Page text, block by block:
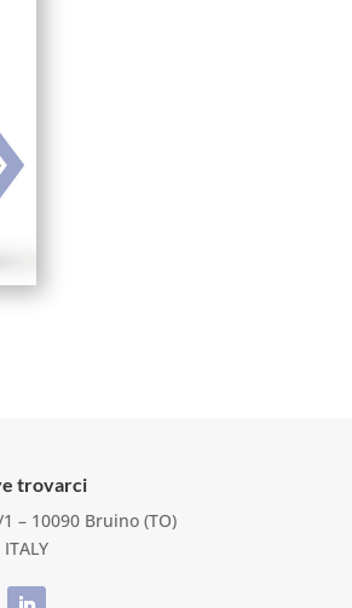
trovarci
– 10090 Bruino (TO)
ITALY